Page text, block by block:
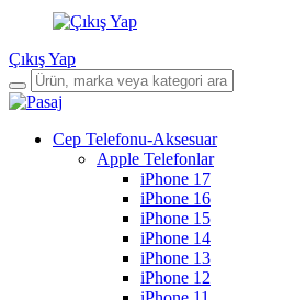
Çıkış Yap
Cep Telefonu-Aksesuar
Apple Telefonlar
iPhone 17
iPhone 16
iPhone 15
iPhone 14
iPhone 13
iPhone 12